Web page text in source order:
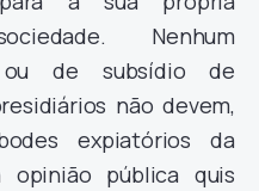
Nenhum
de subsídio de
não devem,
expiatórios da
opinião pública quis